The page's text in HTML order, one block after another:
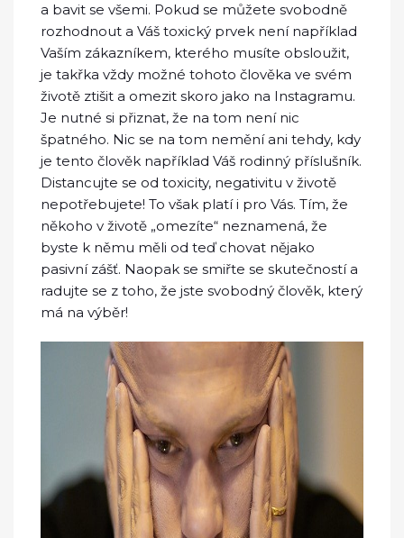
a bavit se všemi. Pokud se můžete svobodně
rozhodnout a Váš toxický prvek není například
Vaším zákazníkem, kterého musíte obsloužit,
je takřka vždy možné tohoto člověka ve svém
životě ztišit a omezit skoro jako na Instagramu.
Je nutné si přiznat, že na tom není nic
špatného. Nic se na tom nemění ani tehdy, kdy
je tento člověk například Váš rodinný příslušník.
Distancujte se od toxicity, negativitu v životě
nepotřebujete! To však platí i pro Vás. Tím, že
někoho v životě „omezíte“ neznamená, že
byste k němu měli od teď chovat nějako
pasivní zášť. Naopak se smiřte se skutečností a
radujte se z toho, že jste svobodný člověk, který
má na výběr!